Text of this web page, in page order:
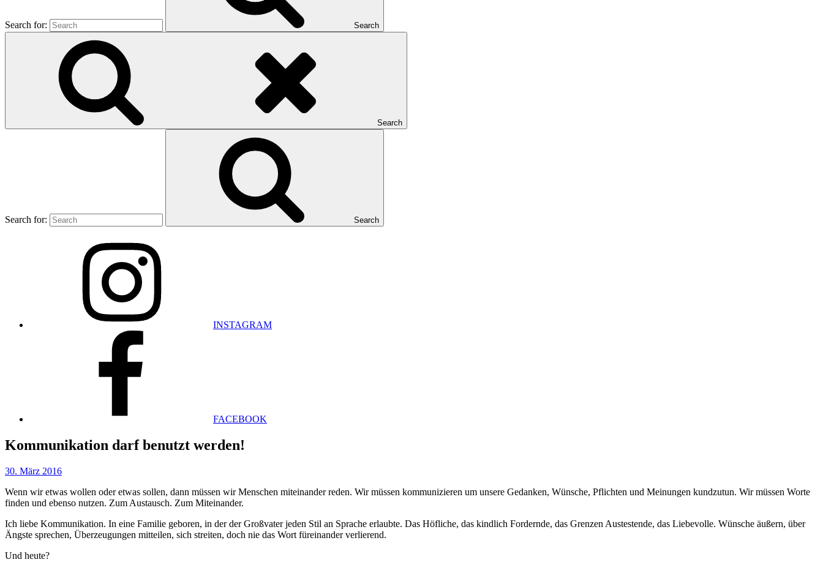
Search for: Search
Search
Search for: Search
INSTAGRAM
FACEBOOK
Kommunikation darf benutzt werden!
30. März 2016
Wenn wir etwas wollen oder etwas sollen, dann müssen wir Menschen miteinander reden. Wir müssen kommunizieren um unsere Gedanken, Wünsche, Pflichten und Meinungen kundzutun. Wir müssen Worte
finden und ebenso nutzen. Zum Austausch. Zum Miteinander.
Ich liebe Kommunikation. In eine Familie geboren, in der der Großvater jeden Stil an Sprache erlaubte. Das Höfliche, das kindlich Fordernde, das Grenzen Austestende, das Liebevolle. Wünsche äußern, über
Ängste sprechen, Überzeugungen mitteilen, sich streiten, doch nie das Wort füreinander verlierend.
Und heute?